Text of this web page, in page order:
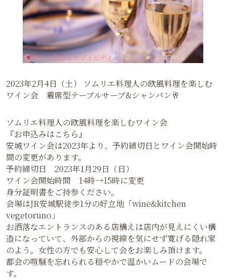
2023年2月4日（土） ソムリエ料理人の欧風料理を楽しむ
ワイン会 着席型テーブルサーブ&シャンパン🥂
ソムリエ料理人の欧風料理を楽しむワイン会
『お申込みはこちら』
安城ワイン会は2023年より、予約締切日とワイン会開始時
間の変更があります。
予約締切日 2023年1月29日（日）
ワイン会開始時間 14時→15時に変更
身分証明書をご持参ください。
会場はJR安城駅徒歩1分の好立地「wine&kitchen
vegetoruno」
お洒落なエントランスのある店構えは店内が見えにくい構
造になっていて、外部からの視線を気にせず寛げる隠れ家
のよう。女性の方でも安心して会をお楽しみ頂けます。
都会の喧騒を忘れられる穏やかで温かいムードの会場で
す。